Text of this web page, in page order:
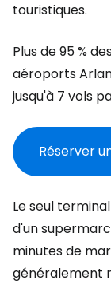
touristiques.
Plus de 95 %
aéroports
jusqu'à 7 vols
Réserver
Le seul
d'un
minutes de
généralement